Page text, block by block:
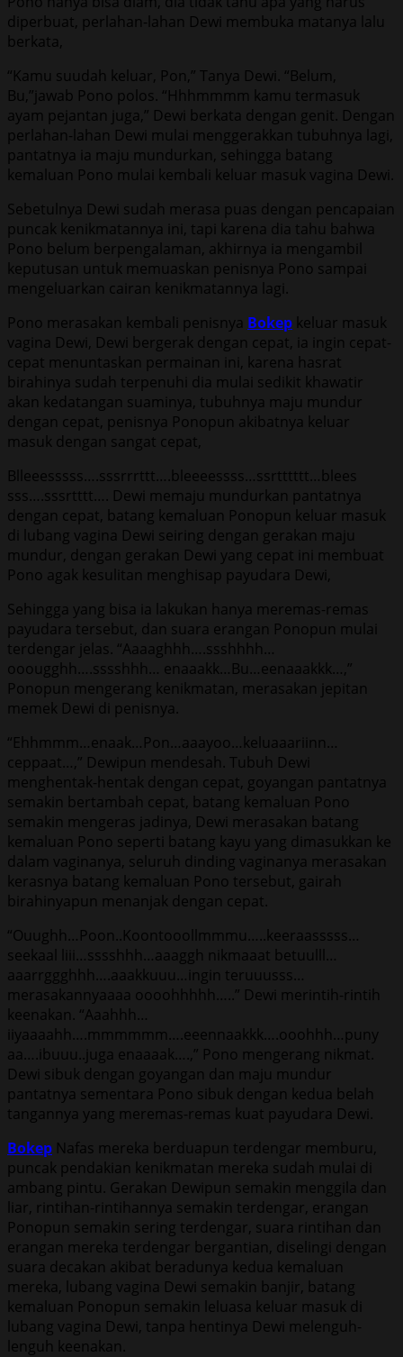
diperbuat, perlahan-lahan Dewi membuka matanya lalu
berkata,
“Kamu suudah keluar, Pon,” Tanya Dewi. “Belum,
Bu,”jawab Pono polos. “Hhhmmmm kamu termasuk
ayam pejantan juga,” Dewi berkata dengan genit. Dengan
perlahan-lahan Dewi mulai menggerakkan tubuhnya lagi,
pantatnya ia maju mundurkan, sehingga batang
kemaluan Pono mulai kembali keluar masuk vagina Dewi.
Sebetulnya Dewi sudah merasa puas dengan pencapaian
puncak kenikmatannya ini, tapi karena dia tahu bahwa
Pono belum berpengalaman, akhirnya ia mengambil
keputusan untuk memuaskan penisnya Pono sampai
mengeluarkan cairan kenikmatannya lagi.
Pono merasakan kembali penisnya Bokep keluar masuk
vagina Dewi, Dewi bergerak dengan cepat, ia ingin cepat-
cepat menuntaskan permainan ini, karena hasrat
birahinya sudah terpenuhi dia mulai sedikit khawatir
akan kedatangan suaminya, tubuhnya maju mundur
dengan cepat, penisnya Ponopun akibatnya keluar
masuk dengan sangat cepat,
Blleeesssss….sssrrrttt….bleeeessss…ssrtttttt…blees
sss….sssrtttt…. Dewi memaju mundurkan pantatnya
dengan cepat, batang kemaluan Ponopun keluar masuk
di lubang vagina Dewi seiring dengan gerakan maju
mundur, dengan gerakan Dewi yang cepat ini membuat
Pono agak kesulitan menghisap payudara Dewi,
Sehingga yang bisa ia lakukan hanya meremas-remas
payudara tersebut, dan suara erangan Ponopun mulai
terdengar jelas. “Aaaaghhh….ssshhhh…
ooougghh….sssshhh… enaaakk…Bu…eenaaakkk…,”
Ponopun mengerang kenikmatan, merasakan jepitan
memek Dewi di penisnya.
“Ehhmmm…enaak…Pon…aaayoo…keluaaariinn…
ceppaat…,” Dewipun mendesah. Tubuh Dewi
menghentak-hentak dengan cepat, goyangan pantatnya
semakin bertambah cepat, batang kemaluan Pono
semakin mengeras jadinya, Dewi merasakan batang
kemaluan Pono seperti batang kayu yang dimasukkan ke
dalam vaginanya, seluruh dinding vaginanya merasakan
kerasnya batang kemaluan Pono tersebut, gairah
birahinyapun menanjak dengan cepat.
“Ouughh…Poon..Koontooollmmmu…..keeraasssss…
seekaal liii…sssshhh…aaaggh nikmaaat betuulll…
aaarrggghhh….aaakkuuu…ingin teruuusss…
merasakannyaaaa oooohhhhh…..” Dewi merintih-rintih
keenakan. “Aaahhh…
iiyaaaahh….mmmmmm….eeennaakkk….ooohhh…puny
aa….ibuuu..juga enaaaak….,” Pono mengerang nikmat.
Dewi sibuk dengan goyangan dan maju mundur
pantatnya sementara Pono sibuk dengan kedua belah
tangannya yang meremas-remas kuat payudara Dewi.
Bokep Nafas mereka berduapun terdengar memburu,
puncak pendakian kenikmatan mereka sudah mulai di
ambang pintu. Gerakan Dewipun semakin menggila dan
liar, rintihan-rintihannya semakin terdengar, erangan
Ponopun semakin sering terdengar, suara rintihan dan
erangan mereka terdengar bergantian, diselingi dengan
suara decakan akibat beradunya kedua kemaluan
mereka, lubang vagina Dewi semakin banjir, batang
kemaluan Ponopun semakin leluasa keluar masuk di
lubang vagina Dewi, tanpa hentinya Dewi melenguh-
lenguh keenakan.